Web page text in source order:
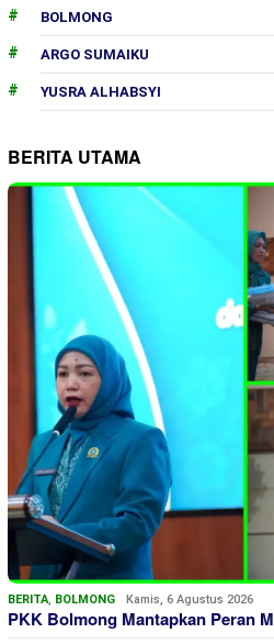
BOLMONG
ARGO SUMAIKU
YUSRA ALHABSYI
BERITA UTAMA
BERITA, BOLMONG Kamis, 6 Agustus 2026
PKK Bolmong Mantapkan Peran